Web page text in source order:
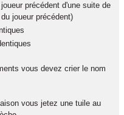
précédent d'une suite de
joueur précédent)
vous devez crier le nom
vous jetez une tuile au